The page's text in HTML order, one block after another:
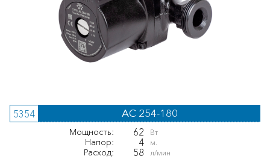
5354 AC 254-180
Мощность: 62 Вт
Напор: 4 м.
Расход: 58 л/мин